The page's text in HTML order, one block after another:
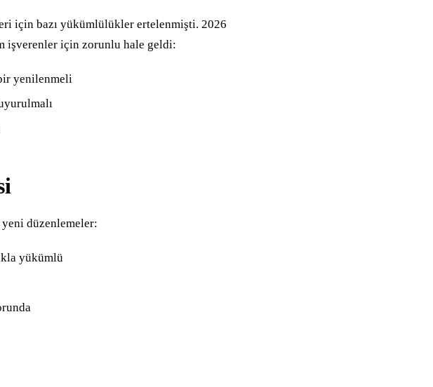
için bazı yükümlülükler ertelenmişti. 2026
işverenler için zorunlu hale geldi:
yenilenmeli
yeni düzenlemeler:
yükümlü